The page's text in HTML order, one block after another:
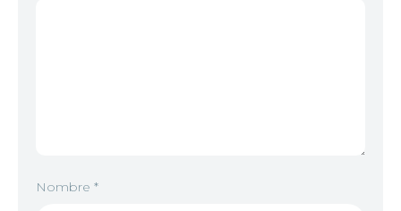
Nombre *